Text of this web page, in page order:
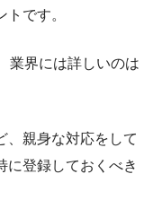
ト です。
業界には詳しいのは
、親身な対応をして
に登録しておくべき